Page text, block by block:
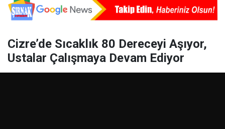
Cizre’de Sıcaklık 80 Dereceyi Aşıyor,
Ustalar Çalışmaya Devam Ediyor